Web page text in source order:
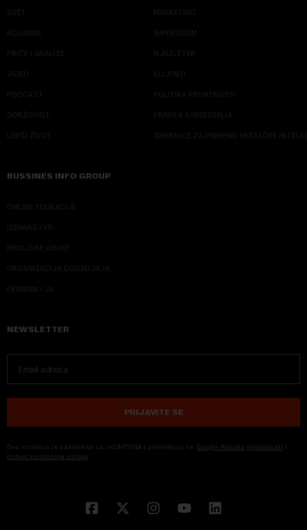
SVET
KOLUMNE
PRIČE I ANALIZE
VIDEO
PODCAST
ODRŽIVOST
LEPŠI ŽIVOT
MARKETING
IMPRESSUM
NJUZLETER
KLIJENTI
POLITIKA PRIVATNOSTI
PRAVILA KORIŠĆENJA
SMERNICE ZA PRIMENU VEŠTAČKE
BUSSINES INFO GROUP
ONLINE EDUKACIJE
IZDAVAŠTVO
MEDIJSKE OBUKE
ORGANIZACIJA DOGADJAJA
EKONOM I JA
NEWSLETTER
PRIJAVITE SE
Ova stranica je zaštićena sa reCAPTCHA i primenjuju se Google Politika privatnosti i
Uslovi korišćenja usluge